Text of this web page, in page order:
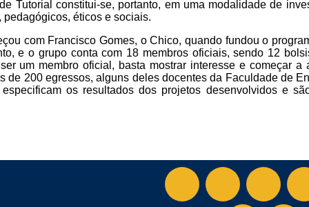
Tutorial constitui-se, portanto, em uma modalidade de
éticos e sociais.
com Francisco Gomes, o Chico, quando fundou o
e o grupo conta com 18 membros oficiais, sendo 12
um membro oficial, basta mostrar interesse e começar a
200 egressos, alguns deles docentes da Faculdade de
os resultados dos projetos desenvolvidos e